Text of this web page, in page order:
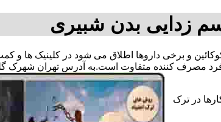
زدایی بدن شبیری
و برخی داروها اطلاق می شود در کلینیک ها
مصرف کننده متفاوت است.به آدرس تهران شهرک
در ترک